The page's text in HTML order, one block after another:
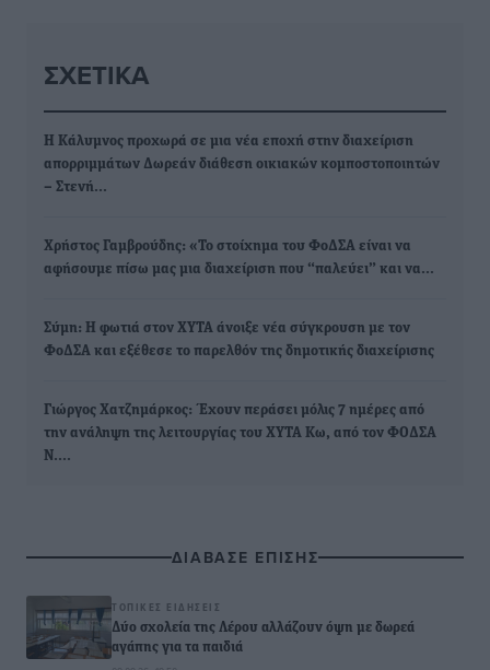
ΣΧΕΤΙΚΆ
Η Κάλυμνος προχωρά σε μια νέα εποχή στην διαχείριση
απορριμμάτων Δωρεάν διάθεση οικιακών κομποστοποιητών
– Στενή…
Χρήστος Γαμβρούδης: «Το στοίχημα του ΦοΔΣΑ είναι να
αφήσουμε πίσω μας μια διαχείριση που “παλεύει” και να…
Σύμη: Η φωτιά στον ΧΥΤΑ άνοιξε νέα σύγκρουση με τον
ΦοΔΣΑ και εξέθεσε το παρελθόν της δημοτικής διαχείρισης
Γιώργος Χατζημάρκος: Έχουν περάσει μόλις 7 ημέρες από
την ανάληψη της λειτουργίας του ΧΥΤΑ Κω, από τον ΦΟΔΣΑ
Ν.…
ΔΙΑΒΑΣΕ ΕΠΙΣΗΣ
ΤΟΠΙΚΈΣ ΕΙΔΉΣΕΙΣ
Δύο σχολεία της Λέρου αλλάζουν όψη με δωρεά
αγάπης για τα παιδιά